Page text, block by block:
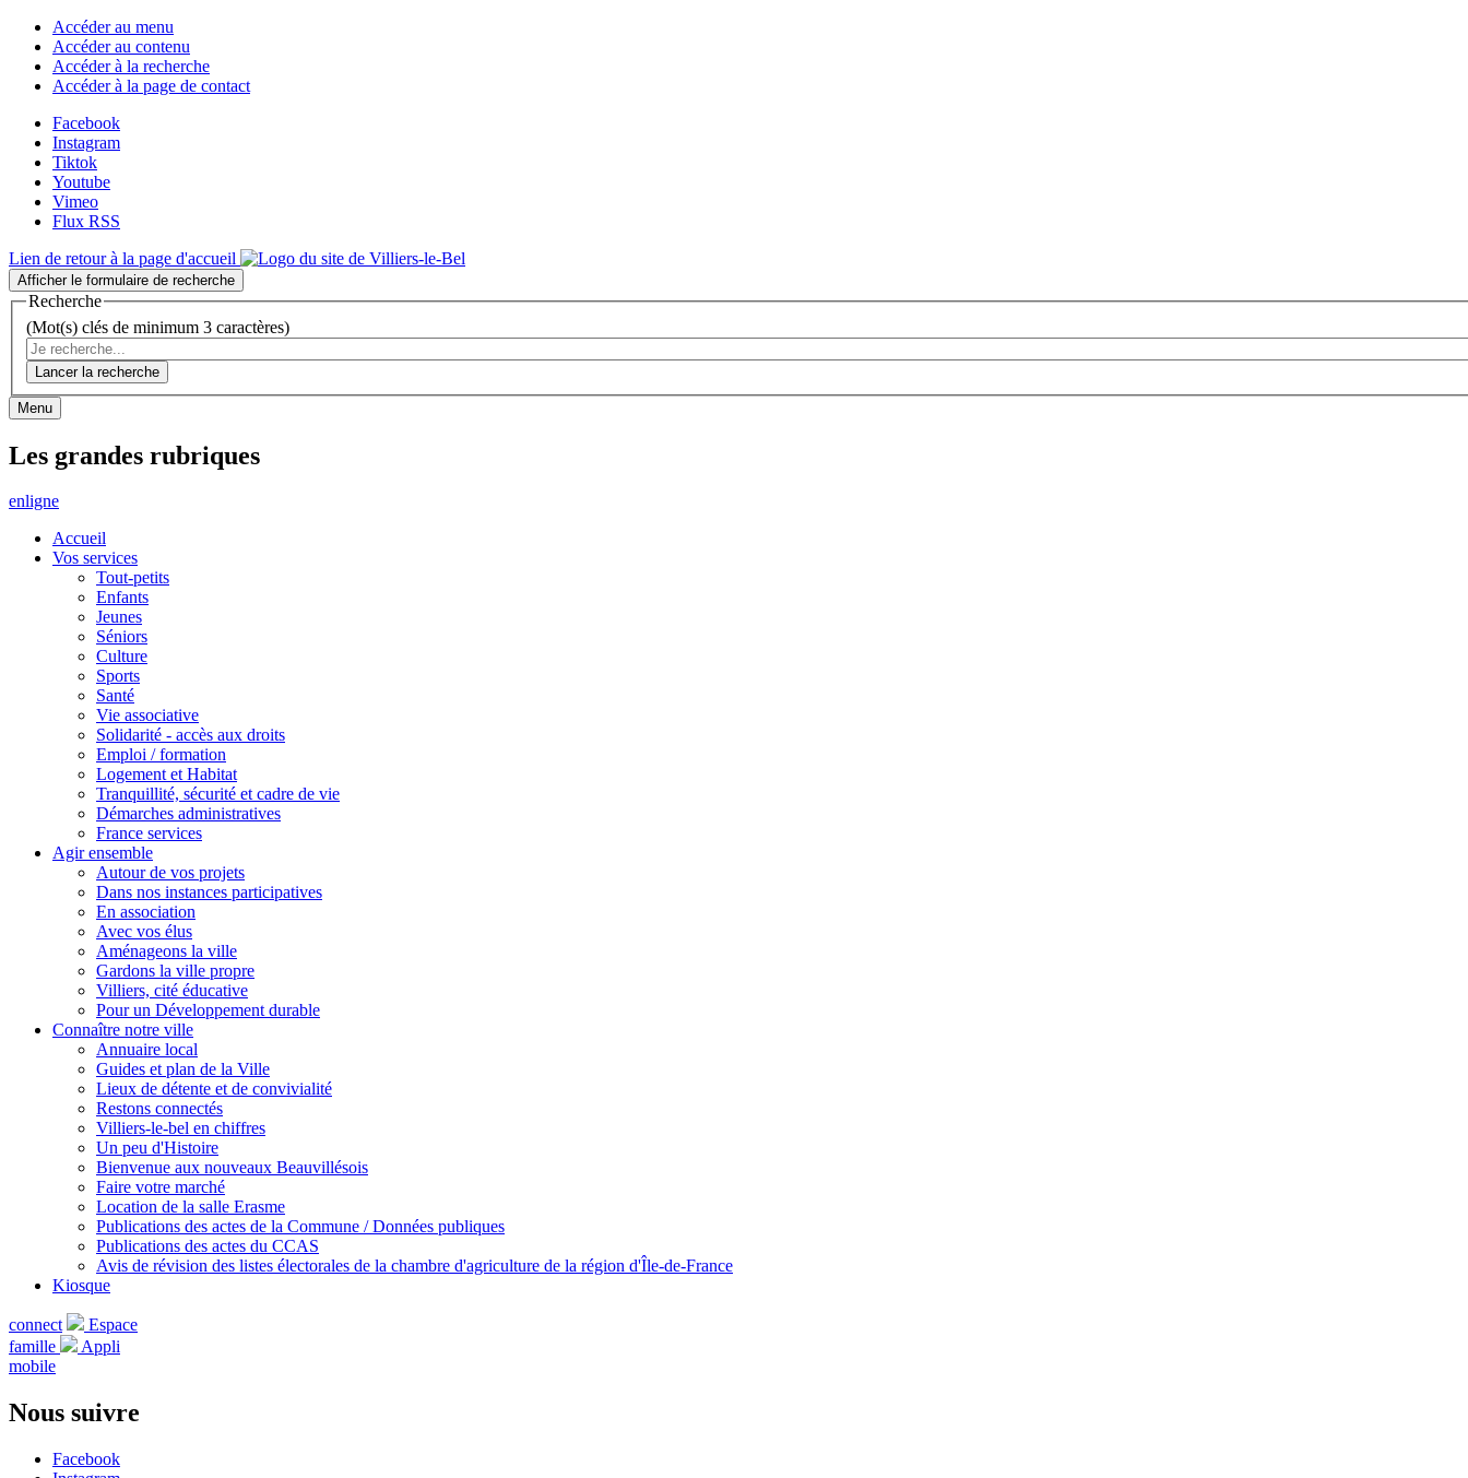
Accéder au menu
Accéder au contenu
Accéder à la recherche
Accéder à la page de contact
Facebook
Instagram
Tiktok
Youtube
Vimeo
Flux RSS
Lien de retour à la page d'accueil
Afficher le formulaire de recherche
Recherche
(Mot(s) clés de minimum 3 caractères)
Lancer la recherche
Menu
Les grandes rubriques
enligne
Accueil
Vos services
Tout-petits
Enfants
Jeunes
Séniors
Culture
Sports
Santé
Vie associative
Solidarité - accès aux droits
Emploi / formation
Logement et Habitat
Tranquillité, sécurité et cadre de vie
Démarches administratives
France services
Agir ensemble
Autour de vos projets
Dans nos instances participatives
En association
Avec vos élus
Aménageons la ville
Gardons la ville propre
Villiers, cité éducative
Pour un Développement durable
Connaître notre ville
Annuaire local
Guides et plan de la Ville
Lieux de détente et de convivialité
Restons connectés
Villiers-le-bel en chiffres
Un peu d'Histoire
Bienvenue aux nouveaux Beauvillésois
Faire votre marché
Location de la salle Erasme
Publications des actes de la Commune / Données publiques
Publications des actes du CCAS
Avis de révision des listes électorales de la chambre d'agriculture de la région d'Île-de-France
Kiosque
connect
Espace
famille
Appli
mobile
Nous suivre
Facebook